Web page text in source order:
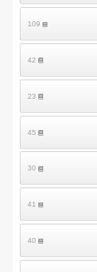
109
42
23
45
30
41
40